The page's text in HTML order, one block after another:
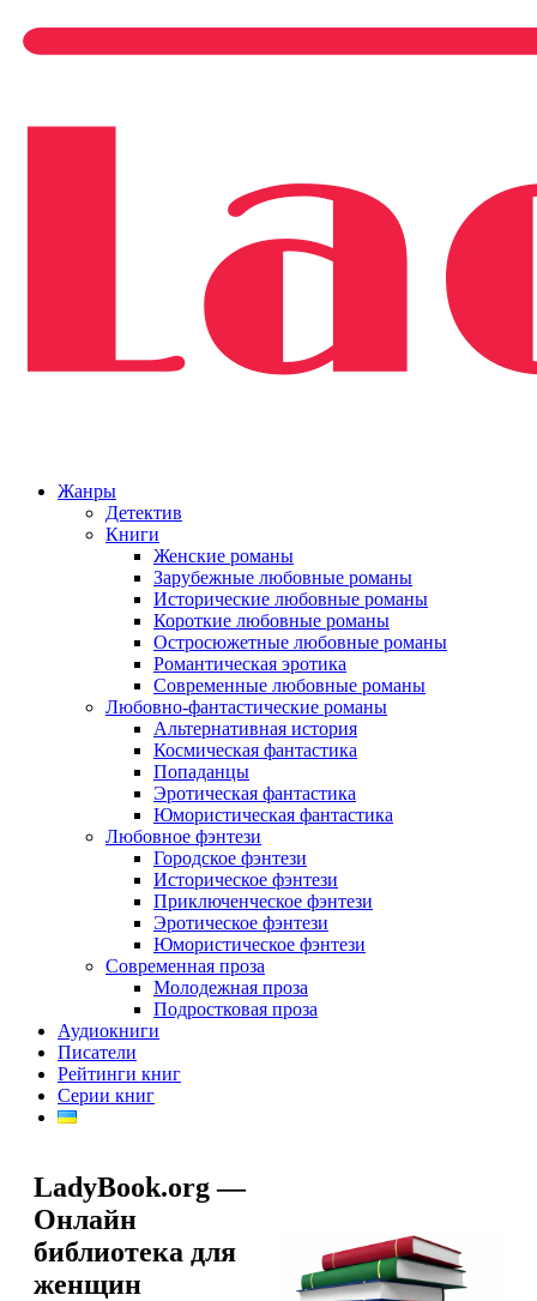
Жанры
Детектив
Книги
Женские романы
Зарубежные любовные романы
Исторические любовные романы
Короткие любовные романы
Остросюжетные любовные романы
Романтическая эротика
Современные любовные романы
Любовно-фантастические романы
Альтернативная история
Космическая фантастика
Попаданцы
Эротическая фантастика
Юмористическая фантастика
Любовное фэнтези
Городское фэнтези
Историческое фэнтези
Приключенческое фэнтези
Эротическое фэнтези
Юмористическое фэнтези
Современная проза
Молодежная проза
Подростковая проза
Аудиокниги
Писатели
Рейтинги книг
Серии книг
LadyBook.org —
Онлайн
библиотека для
женщин